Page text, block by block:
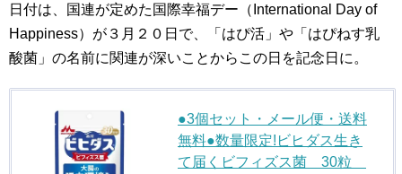
日付は、国連が定めた国際幸福デー（International Day of
Happiness）が３月２０日で、「はぴ活」や「はぴねす乳
酸菌」の名前に関連が深いことからこの日を記念日に。
●3個セット・メール便・送料
無料●数量限定!ビヒダス生き
て届くビフィズス菌 30粒